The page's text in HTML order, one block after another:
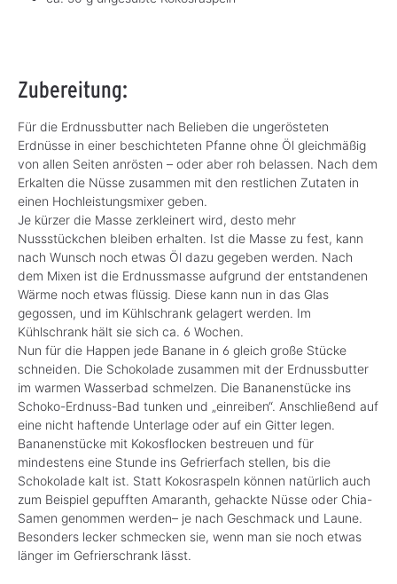
Zubereitung:
Für die Erdnussbutter nach Belieben die ungerösteten
Erdnüsse in einer beschichteten Pfanne ohne Öl gleichmäßig
von allen Seiten anrösten – oder aber roh belassen. Nach dem
Erkalten die Nüsse zusammen mit den restlichen Zutaten in
einen Hochleistungsmixer geben.
Je kürzer die Masse zerkleinert wird, desto mehr
Nussstückchen bleiben erhalten. Ist die Masse zu fest, kann
nach Wunsch noch etwas Öl dazu gegeben werden. Nach
dem Mixen ist die Erdnussmasse aufgrund der entstandenen
Wärme noch etwas flüssig. Diese kann nun in das Glas
gegossen, und im Kühlschrank gelagert werden. Im
Kühlschrank hält sie sich ca. 6 Wochen.
Nun für die Happen jede Banane in 6 gleich große Stücke
schneiden. Die Schokolade zusammen mit der Erdnussbutter
im warmen Wasserbad schmelzen. Die Bananenstücke ins
Schoko-Erdnuss-Bad tunken und „einreiben“. Anschließend auf
eine nicht haftende Unterlage oder auf ein Gitter legen.
Bananenstücke mit Kokosflocken bestreuen und für
mindestens eine Stunde ins Gefrierfach stellen, bis die
Schokolade kalt ist. Statt Kokosraspeln können natürlich auch
zum Beispiel gepufften Amaranth, gehackte Nüsse oder Chia-
Samen genommen werden– je nach Geschmack und Laune.
Besonders lecker schmecken sie, wenn man sie noch etwas
länger im Gefrierschrank lässt.